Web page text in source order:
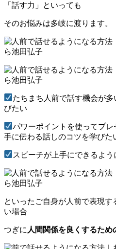
「話す力」といっても
そのお悩みは多岐に渡ります。
たちまち人前で話す機会が
びたい
パワーポイントを使ってプ
手に伝わる話しのコツを学びた
スピーチが上手にできるよう
といったご自身が人前で表現
い場合
つぎに 人間関係を良くするた